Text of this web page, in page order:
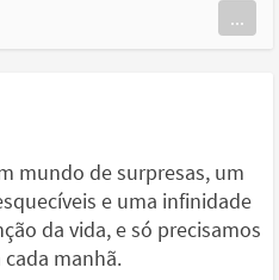
...
mundo de surpresas, um
e uma infinidade
da vida, e só precisamos
manhã.